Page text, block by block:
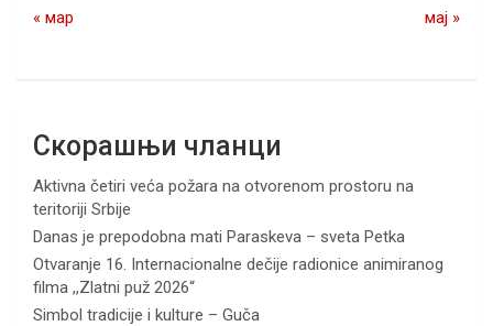
« мар мај »
Скорашњи чланци
Aktivna četiri veća požara na otvorenom prostoru na
teritoriji Srbije
Danas je prepodobna mati Paraskeva – sveta Petka
Otvaranje 16. Internacionalne dečije radionice animiranog
filma ,,Zlatni puž 2026“
Simbol tradicije i kulture – Guča